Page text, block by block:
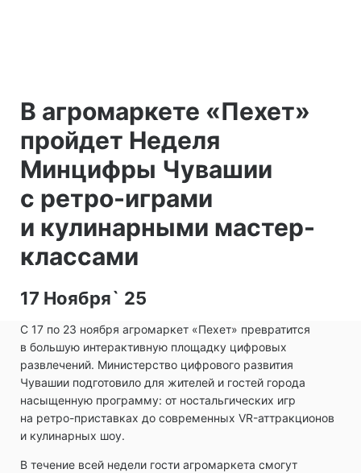
В агромаркете «Пехет»
пройдет Неделя
Минцифры Чувашии
с ретро-играми
и кулинарными мастер-
классами
17 Ноября` 25
С 17 по 23 ноября агромаркет «Пехет» превратится
в большую интерактивную площадку цифровых
развлечений. Министерство цифрового развития
Чувашии подготовило для жителей и гостей города
насыщенную программу: от ностальгических игр
на ретро-приставках до современных VR-аттракционов
и кулинарных шоу.
В течение всей недели гости агромаркета смогут